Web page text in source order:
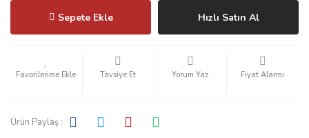
Sepete Ekle Hızlı Satın Al
Tavsiye Et Yorum Yaz Fiyat Alarmı
Ürün Paylaş :